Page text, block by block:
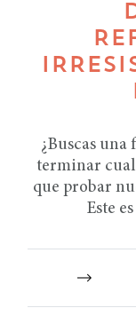
¿Buscas
terminar
que probar
Este